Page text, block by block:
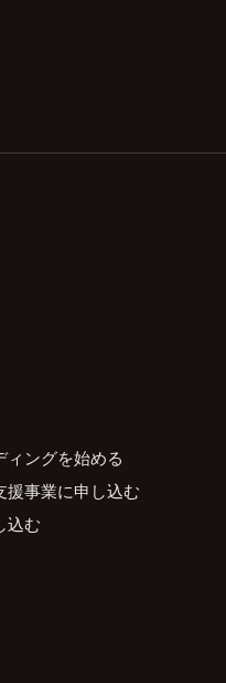
ングを始める
事業に申し込む
込む